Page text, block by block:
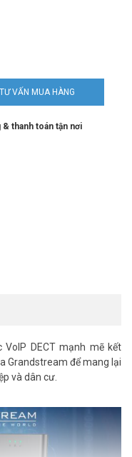
TƯ VẤN MUA HÀNG
& thanh toán tận nơi
DECT mạnh mẽ kết
Grandstream để mang lại
và dân cư.